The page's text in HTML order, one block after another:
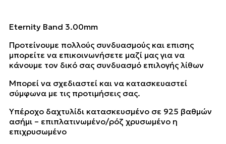
Eternity Band 3.00mm
Προτείνουμε πολλούς συνδυασμούς και επισης
μπορείτε να επικοινωνήσετε μαζί μας για να
κάνουμε τον δικό σας συνδυασμό επιλογής λίθων
Μπορεί να σχεδιαστεί και να κατασκευαστεί
σύμφωνα με τις προτιμήσεις σας.
Υπέροχο δαχτυλίδι κατασκευσμένο σε 925 βαθμών
ασήμι – επιπλατινωμένο/ρόζ χρυσωμένο η
επιχρυσωμένο